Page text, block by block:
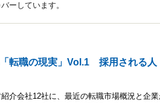
ーしています。
転職の現実」Vol.1 採用される人
介会社12社に、最近の転職市場概況と企